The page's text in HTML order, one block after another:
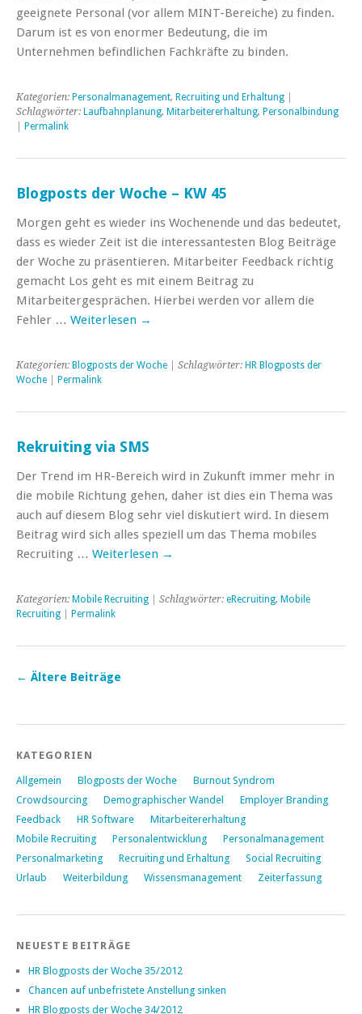
geeignete Personal (vor allem MINT-Bereiche) zu finden.
Darum ist es von enormer Bedeutung, die im
Unternehmen befindlichen Fachkräfte zu binden.
Kategorien: Personalmanagement, Recruiting und Erhaltung
Schlagwörter: Laufbahnplanung, Mitarbeitererhaltung, Personalbindung
Permalink
Blogposts der Woche – KW 45
Morgen geht es wieder ins Wochenende und das bedeutet,
dass es wieder Zeit ist die interessantesten Blog Beiträge
der Woche zu präsentieren. Mitarbeiter Feedback richtig
gemacht Los geht es mit einem Beitrag zu
Mitarbeitergesprächen. Hierbei werden vor allem die
Fehler … Weiterlesen →
Kategorien: Blogposts der Woche | Schlagwörter: HR Blogposts der
Woche
Permalink
Rekruiting via SMS
Der Trend im HR-Bereich wird in Zukunft immer mehr in
die mobile Richtung gehen, daher ist dies ein Thema was
auch auf diesem Blog sehr viel diskutiert wird. In diesem
Beitrag wird sich alles speziell um das Thema mobiles
Recruiting … Weiterlesen →
Kategorien: Mobile Recruiting | Schlagwörter: eRecruiting, Mobile
Recruiting
Permalink
← Ältere Beiträge
KATEGORIEN
Allgemein Blogposts der Woche
Burnout Syndrom
Crowdsourcing
Demographischer Wandel
Employer Branding
Feedback
HR Software
Mitarbeitererhaltung
Mobile Recruiting
Personalentwicklung
Personalmanagement
Personalmarketing
Recruiting und Erhaltung
Social Recruiting
Urlaub
Weiterbildung Wissensmanagement Zeiterfassung
NEUESTE BEITRÄGE
HR Blogposts der Woche 35/2012
Chancen auf unbefristete Anstellung sinken
HR Blogposts der Woche 34/2012